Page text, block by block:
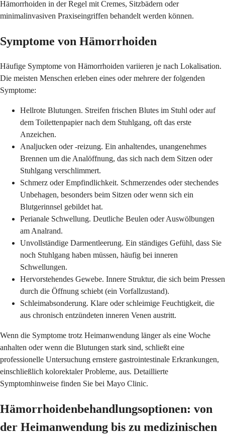
Hämorrhoiden in der Regel mit Cremes, Sitzbädern oder
minimalinvasiven Praxiseingriffen behandelt werden können.
Symptome von Hämorrhoiden
Häufige Symptome von Hämorrhoiden variieren je nach Lokalisation.
Die meisten Menschen erleben eines oder mehrere der folgenden
Symptome:
Hellrote Blutungen. Streifen frischen Blutes im Stuhl oder auf
dem Toilettenpapier nach dem Stuhlgang, oft das erste
Anzeichen.
Analjucken oder -reizung. Ein anhaltendes, unangenehmes
Brennen um die Analöffnung, das sich nach dem Sitzen oder
Stuhlgang verschlimmert.
Schmerz oder Empfindlichkeit. Schmerzendes oder stechendes
Unbehagen, besonders beim Sitzen oder wenn sich ein
Blutgerinnsel gebildet hat.
Perianale Schwellung. Deutliche Beulen oder Auswölbungen
am Analrand.
Unvollständige Darmentleerung. Ein ständiges Gefühl, dass Sie
noch Stuhlgang haben müssen, häufig bei inneren
Schwellungen.
Hervorstehendes Gewebe. Innere Struktur, die sich beim Pressen
durch die Öffnung schiebt (ein Vorfallzustand).
Schleimabsonderung. Klare oder schleimige Feuchtigkeit, die
aus chronisch entzündeten inneren Venen austritt.
Wenn die Symptome trotz Heimanwendung länger als eine Woche
anhalten oder wenn die Blutungen stark sind, schließt eine
professionelle Untersuchung ernstere gastrointestinale Erkrankungen,
einschließlich kolorektaler Probleme, aus. Detaillierte
Symptomhinweise finden Sie bei Mayo Clinic.
Hämorrhoidenbehandlungsoptionen: von
der Heimanwendung bis zu medizinischen